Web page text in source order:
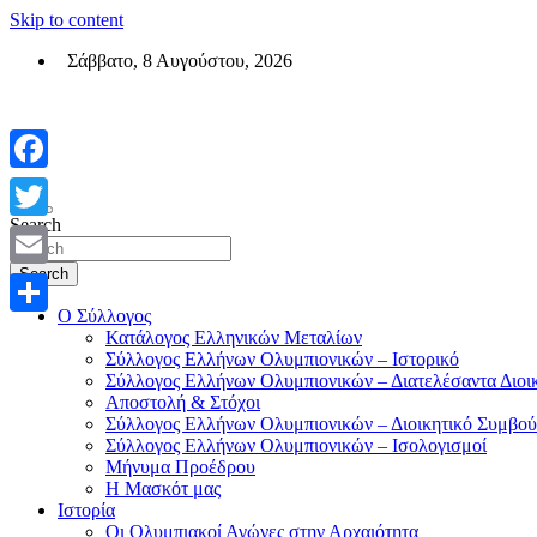
Skip to content
Σάββατο, 8 Αυγούστου, 2026
Επίσημη σελίδα του θεσμικού φορεά των Ελλήνων Ολυμπιονικών
Search
Search
Ο Σύλλογος
Κατάλογος Ελληνικών Μεταλίων
Σύλλογος Ελλήνων Ολυμπιονικών – Ιστορικό
Σύλλογος Ελλήνων Ολυμπιονικών – Διατελέσαντα
Αποστολή & Στόχοι
Σύλλογος Ελλήνων Ολυμπιονικών – Διοικητικό
Σύλλογος Ελλήνων Ολυμπιονικών – Ισολογισμοί
Μήνυμα Προέδρου
Η Μασκότ μας
Ιστορία
Οι Ολυμπιακοί Αγώνες στην Αρχαιότητα
Facebook
Twitter
Email
Μοιραστείτε